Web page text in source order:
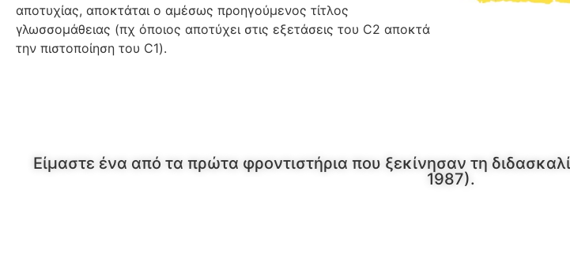
αποτυχίας, αποκτάται ο αμέσως προηγούμενος τίτλος
γλωσσομάθειας (πχ όποιος αποτύχει στις εξετάσεις του C2 αποκτά
την πιστοποίηση του C1).
Είμαστε ένα από τα πρώτα φροντιστήρια που ξεκίνησαν τη
1987).